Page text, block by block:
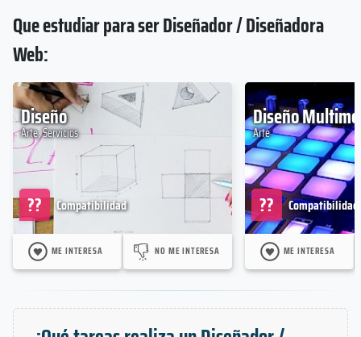
Que estudiar para ser Diseñador / Diseñadora
Web:
Diseño
Arte, Servicios
Compatibilidad
??
ME INTERESA NO ME INTERESA
Diseño
Arte
Compatibilidad
??
ME INTERESA